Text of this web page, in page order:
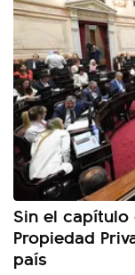
Sin el
Propiedad
país